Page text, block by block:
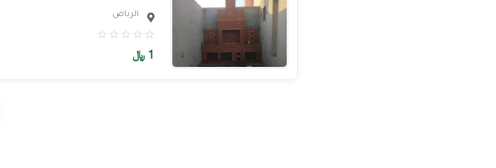
الرياض
1 ﷼